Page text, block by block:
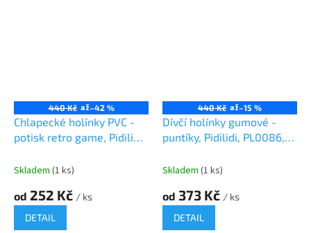
440 Kč až–42 %
Chlapecké holínky PVC -
potisk retro game, Pidilidi,
Skladem (1 ks)
od 252 Kč / ks
DETAIL
440 Kč až–15 %
Dívčí holínky gumové -
puntíky, Pidilidi, PL0086,
Skladem (1 ks)
od 373 Kč / ks
DETAIL